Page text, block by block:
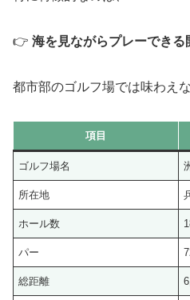
👉 海を見ながらプレーできる
都市部のゴルフ場では味わえ
項目
ゴルフ場名
所在地
ホール数
パー
総距離